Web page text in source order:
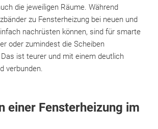
die jeweiligen Räume. Während
zu Fensterheizung bei neuen und
nachrüsten können, sind für smarte
oder zumindest die Scheiben
ist teurer und mit einem deutlich
verbunden.
einer Fensterheizung im